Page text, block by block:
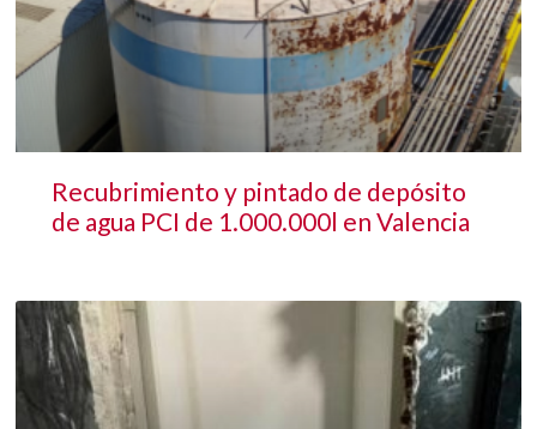
Recubrimiento y pintado de depósito
de agua PCI de 1.000.000l en Valencia